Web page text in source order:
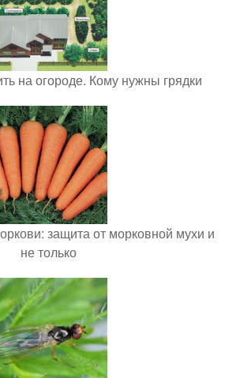
на огороде. Кому нужны грядки
защита от морковной мухи и
не только